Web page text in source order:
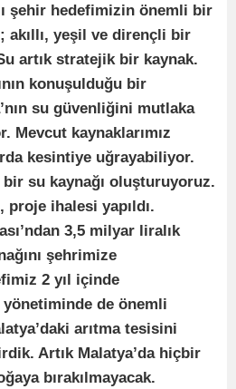
şehir hedefimizin önemli bir
akıllı, yeşil ve dirençli bir
artık stratejik bir kaynak.
konuşulduğu bir
su güvenliğini mutlaka
Mevcut kaynaklarımız
kesintiye uğrayabiliyor.
su kaynağı oluşturuyoruz.
ihalesi yapıldı.
3,5 milyar liralık
şehrimize
2 yıl içinde
yönetiminde de önemli
arıtma tesisini
Artık Malatya’da hiçbir
bırakılmayacak.